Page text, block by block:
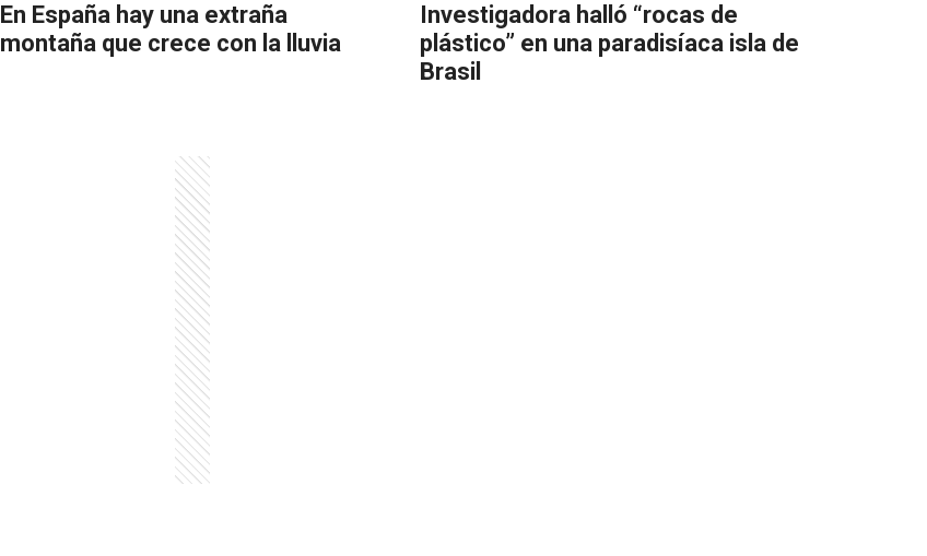
En España hay una extraña
montaña que crece con la lluvia
Investigadora halló “rocas de
plástico” en una paradisíaca isla de
Brasil